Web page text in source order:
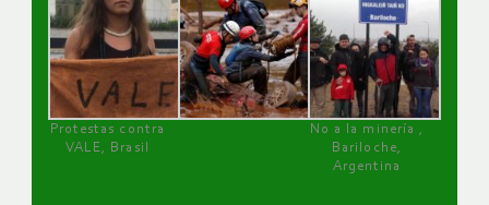
Protestas contra
VALE, Brasil
No a la minería ,
Bariloche,
Argentina